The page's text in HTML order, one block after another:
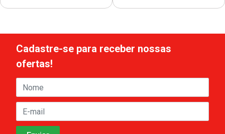
Cadastre-se para receber nossas
ofertas!